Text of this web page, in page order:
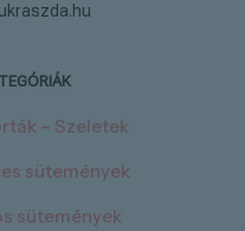
– Szeletek
sütemények
sütemények